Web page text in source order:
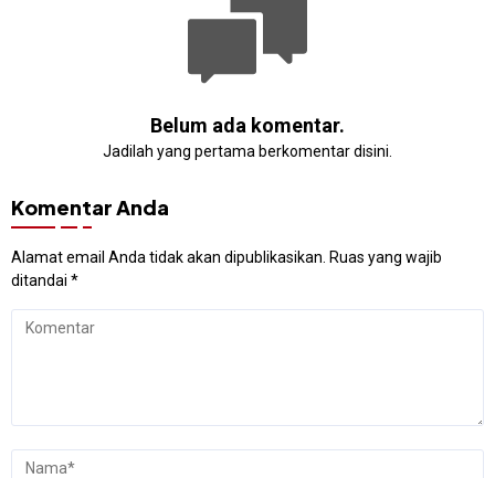
Belum ada komentar.
Jadilah yang pertama berkomentar disini.
Komentar Anda
Alamat email Anda tidak akan dipublikasikan. Ruas yang wajib
ditandai *